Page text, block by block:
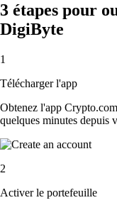
3 étapes pour
DigiByte
1
Télécharger l'app
Obtenez l'app
quelques minutes depuis
2
Activer le portefeuille